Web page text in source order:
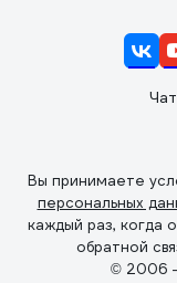
Вы принимаете
персональных
каждый раз, когда
обратной
© 2006